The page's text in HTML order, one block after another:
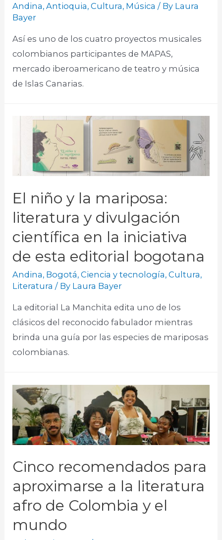
Andina,Antioquia,Cultura, Música / By Laura
Bayer
Así es uno de los cuatro proyectos musicales
colombianos participantes de MAPAS,
mercado iberoamericano de teatro y música
de Islas Canarias.
El niño y la mariposa:
literatura y divulgación
científica en la iniciativa
de esta editorial bogotana
Andina, Bogotá,Ciencia y tecnología,Cultura,
Literatura / By Laura Bayer
La editorial La Manchita edita uno de los
clásicos del reconocido fabulador mientras
brinda una guía por las especies de mariposas
colombianas.
Cinco recomendados para
aproximarse a la literatura
afro de Colombia y el
mundo